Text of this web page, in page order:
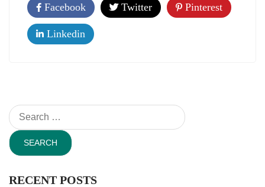
Facebook Twitter Pinterest
Linkedin
Search
for:
RECENT POSTS